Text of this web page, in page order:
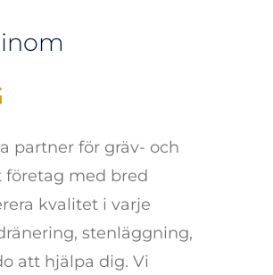
partner för gräv- och
företag med bred
kvalitet i varje
stenläggning,
att hjälpa dig. Vi